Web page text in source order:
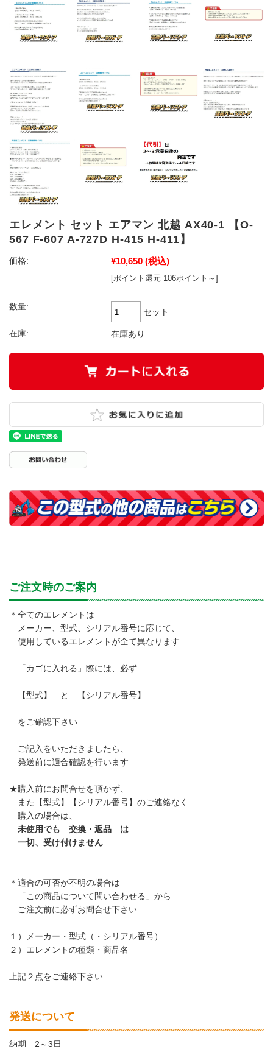
エレメント セット エアマン 北越 AX40-1 【O-
567 F-607 A-727D H-415 H-411】
価格: ¥10,650 (税込)
[ポイント還元 106ポイント～]
数量:
セット
在庫: 在庫あり
ご注文時のご案内
＊全てのエレメントは
メーカー、型式、シリアル番号に応じて、
使用しているエレメントが全て異なります
「カゴに入れる」際には、必ず
【型式】 と 【シリアル番号】
をご確認下さい
ご記入をいただきましたら、
発送前に適合確認を行います
★購入前にお問合せを頂かず、
また【型式】【シリアル番号】のご連絡なく
購入の場合は、
未使用でも 交換・返品 は
一切、受け付けません
＊適合の可否が不明の場合は
「この商品について問い合わせる」から
ご注文前に必ずお問合せ下さい
１）メーカー・型式（・シリアル番号）
２）エレメントの種類・商品名
上記２点をご連絡下さい
発送について
納期 2～3日